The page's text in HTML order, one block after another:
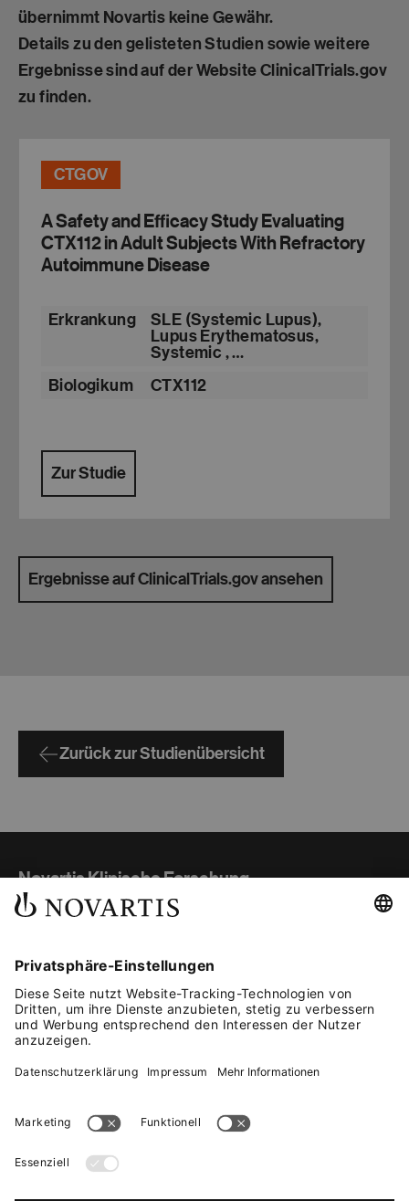
übernimmt Novartis keine Gewähr.
Details zu den gelisteten Studien sowie weitere
Ergebnisse sind auf der Website ClinicalTrials.gov
zu finden.
CTGOV
A Safety and Efficacy Study Evaluating
CTX112 in Adult Subjects With Refractory
Autoimmune Disease
Erkrankung
SLE (Systemic Lupus),
Lupus Erythematosus,
Systemic , …
Biologikum
CTX112
Zur Studie
Ergebnisse auf ClinicalTrials.gov ansehen
Zurück zur Studienübersicht
Novartis Klinische Forschung
Teilnahme und Ablauf
Gut informiert
Kontakt
© 2026 Novartis AG